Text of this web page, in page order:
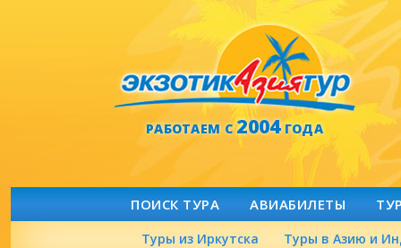
РАБОТАЕМ С2004ГОДА
ПОИСК ТУРА АВИАБИЛЕТЫ
Туры из Иркутска Туры в Азию и